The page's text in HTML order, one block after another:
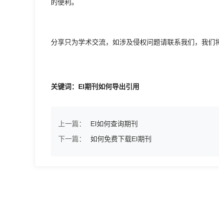
的便利。
分享只为学术交流，如涉及侵权问题请联系我们，我们
关键词：EI期刊如何导出引用
上一篇：
EI如何查询期刊
下一篇：
如何免费下载EI期刊